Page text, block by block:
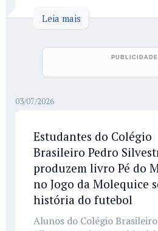
Leia mais
03/07/2026
Estudantes do Colégio
Brasileiro Pedro
produzem livro Pé do
no Jogo da Molequice
história do futebol
Alunos do Colégio